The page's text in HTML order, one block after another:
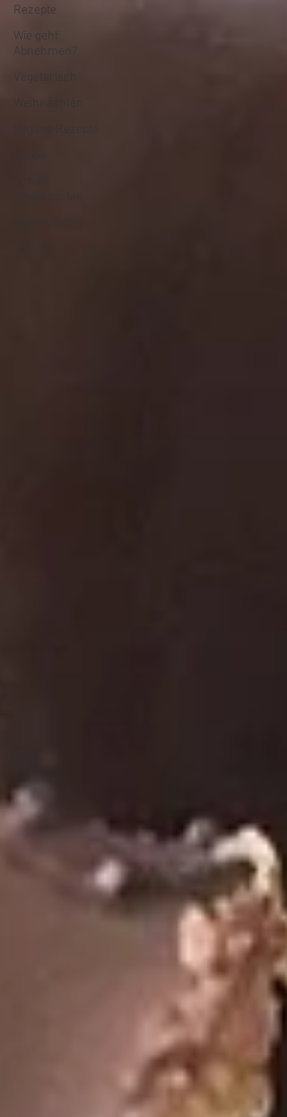
Rezepte
Wie geht
Abnehmen?
Vegetarisch